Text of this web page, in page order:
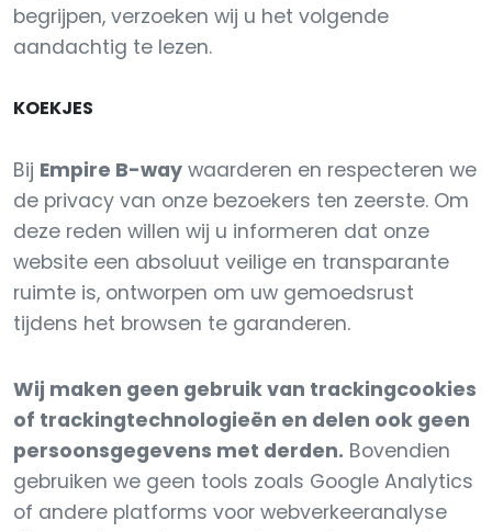
begrijpen, verzoeken wij u het volgende
aandachtig te lezen.
KOEKJES
Bij Empire B-way waarderen en respecteren we
de privacy van onze bezoekers ten zeerste. Om
deze reden willen wij u informeren dat onze
website een absoluut veilige en transparante
ruimte is, ontworpen om uw gemoedsrust
tijdens het browsen te garanderen.
Wij maken geen gebruik van trackingcookies
of trackingtechnologieën en delen ook geen
persoonsgegevens met derden. Bovendien
gebruiken we geen tools zoals Google Analytics
of andere platforms voor webverkeeranalyse